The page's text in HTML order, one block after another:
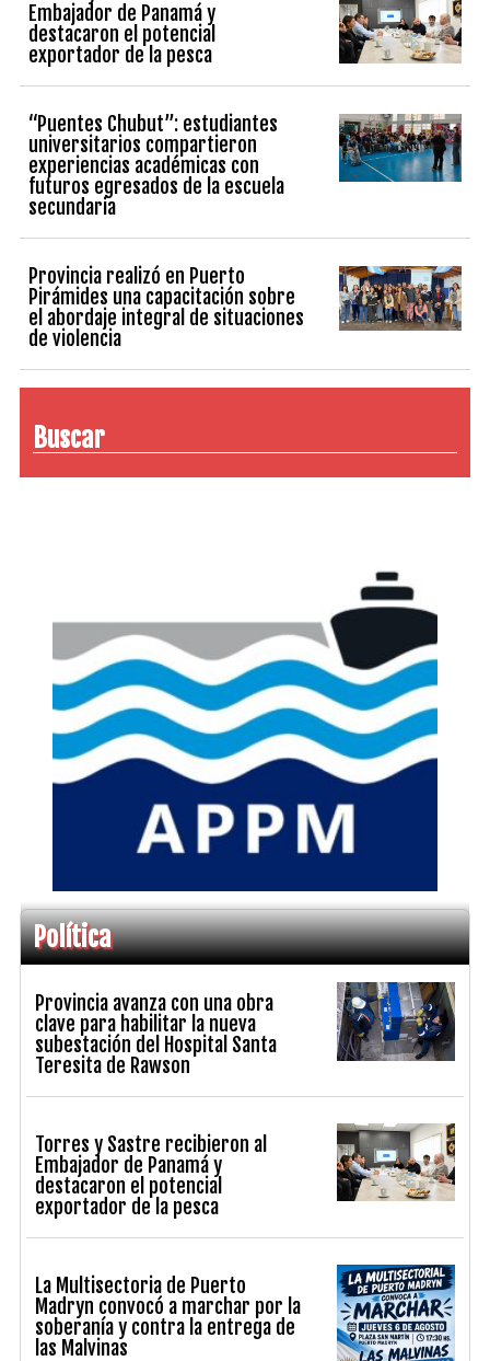
Embajador de Panamá y
destacaron el potencial
exportador de la pesca
“Puentes Chubut”: estudiantes
universitarios compartieron
experiencias académicas con
futuros egresados de la escuela
secundaria
Provincia realizó en Puerto
Pirámides una capacitación sobre
el abordaje integral de situaciones
de violencia
Buscar
Política
Provincia avanza con una obra
clave para habilitar la nueva
subestación del Hospital Santa
Teresita de Rawson
Torres y Sastre recibieron al
Embajador de Panamá y
destacaron el potencial
exportador de la pesca
La Multisectoria de Puerto
Madryn convocó a marchar por la
soberanía y contra la entrega de
las Malvinas